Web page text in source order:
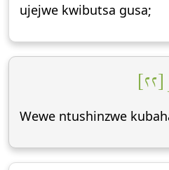
ujejwe kwibutsa gusa;
Wewe ntushinzwe